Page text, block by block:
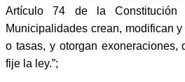
Artículo 74 de la
Municipalidades crean, modifican
o tasas, y otorgan exoneraciones,
fije la ley.”;